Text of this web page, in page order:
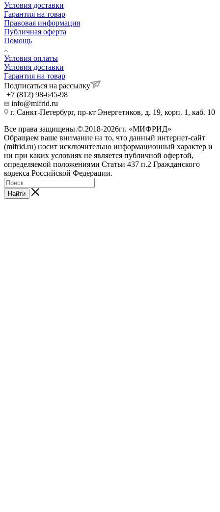
Условия доставки
Гарантия на товар
Правовая информация
Публичная оферта
Помощь
Условия оплаты
Условия доставки
Гарантия на товар
Подписаться на рассылку
+7 (812) 98-645-98
info@mifrid.ru
г. Санкт-Петербург, пр-кт Энергетиков, д. 19, корп. 1, каб. 10
Все права защищены.©.2018-2026гг. «МИФРИД»
Обращаем ваше внимание на то, что данный интернет-сайт
(mifrid.ru) носит исключительно информационный характер и
ни при каких условиях не является публичной офертой,
определяемой положениями Статьи 437 п.2 Гражданского
кодекса Российской Федерации.
Найти